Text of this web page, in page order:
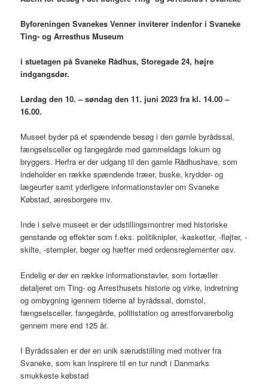
Byforeningen Svanekes Venner inviterer indenfor i Svaneke
Ting- og Arresthus Museum
i stuetagen på Svaneke Rådhus, Storegade 24, højre
indgangsdør.
Lørdag den 10. – søndag den 11. juni 2023 fra kl. 14.00 –
16.00.
Museet byder på et spændende besøg i den gamle byrådssal,
fængselsceller og fangegårde med gammeldags lokum og
bryggers. Herfra er der udgang til den gamle Rådhushave, som
indeholder en række spændende træer, buske, krydder- og
lægeurter samt yderligere informationstavler om Svaneke
Købstad, æresborgere mv.
Inde i selve museet er der udstillingsmontrer med historiske
genstande og effekter som f.eks. politiknipler, -kasketter, -fløjter, -
skilte, -stempler, bøger og hæfter med ordensreglementer osv.
Endelig er der en række informationstavler, som fortæller
detaljeret om Ting- og Arresthusets historie og virke, indretning
og ombygning igennem tiderne af byrådssal, domstol,
fængselsceller, fangegårde, politistation og arrestforvarerbolig
gennem mere end 125 år.
I Byrådssalen er der en unik særudstilling med motiver fra
Svaneke, som kan inspirere til en tur rundt i Danmarks
smukkeste købstad